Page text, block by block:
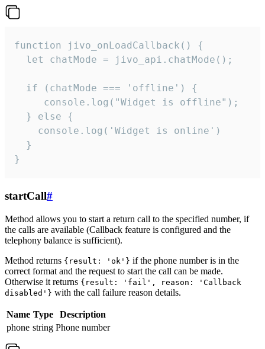
function jivo_onLoadCallback() {
  let chatMode = jivo_api.chatMode();
  if (chatMode === 'offline') {
     console.log("Widget is offline");
  } else {
    console.log('Widget is online')
  }
}
startCall#
Method allows you to start a return call to the specified number, if
the calls are available (Callback feature is configured and the
telephony balance is sufficient).
Method returns {result: 'ok'} if the phone number is in the
correct format and the request to start the call can be made.
Otherwise it returns {result: 'fail', reason: 'Callback
disabled'} with the call failure reason details.
Name Type
Description
phone string Phone number